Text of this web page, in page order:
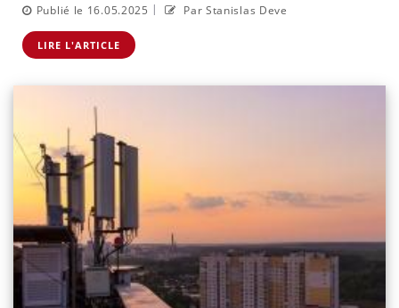
Publié le 16.05.2025 | Par Stanislas Deve
LIRE L'ARTICLE